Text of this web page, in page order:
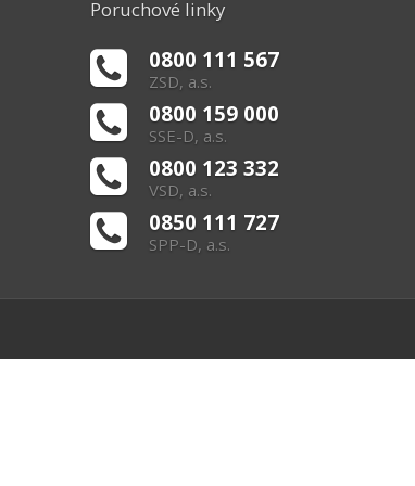
Poruchové linky
0800 111 567
ZSD, a.s.
0800 159 000
SSE-D, a.s.
0800 123 332
VSD, a.s.
0850 111 727
SPP-D, a.s.